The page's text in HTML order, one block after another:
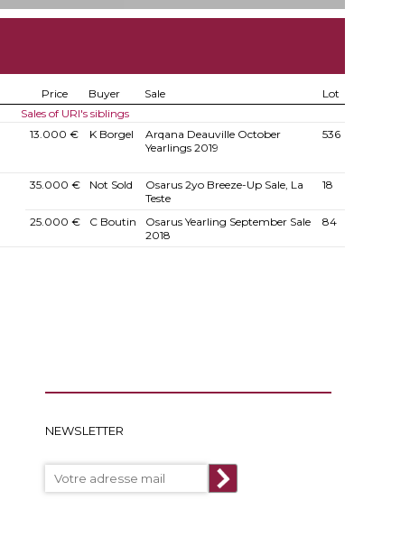
Price Buyer Sale
Lot
Sales of URI's siblings
13.000 € K Borgel
Arqana Deauville October
Yearlings 2019
536
35.000 € Not Sold
Osarus 2yo Breeze-Up Sale, La
Teste
18
25.000 € C Boutin
Osarus Yearling September Sale
2018
84
NEWSLETTER